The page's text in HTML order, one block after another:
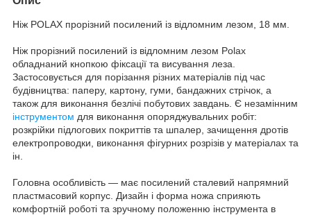
Ніж POLAX прорізний посилений із відломним лезом, 18 мм.
Ніж прорізний посилений із відломним лезом Polax
обладнаний кнопкою фіксації та висування леза.
Застосовується для порізання різних матеріалів під час
будівництва: паперу, картону, гуми, бандажних стрічок, а
також для виконання безлічі побутових завдань. Є незамінним
інструментом для виконання опоряджувальних робіт:
розкрійки підлогових покриттів та шпалер, зачищення дротів
електропроводки, виконання фігурних розрізів у матеріалах та
ін.
Головна особливість — має посилений сталевий напрямний
пластмасовий корпус. Дизайн і форма ножа сприяють
комфортній роботі та зручному положенню інструмента в